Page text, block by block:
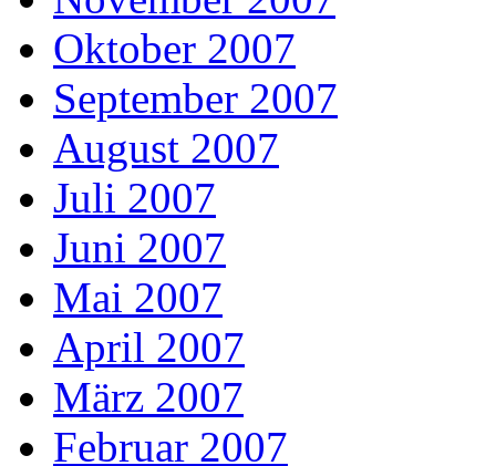
Oktober 2007
September 2007
August 2007
Juli 2007
Juni 2007
Mai 2007
April 2007
März 2007
Februar 2007